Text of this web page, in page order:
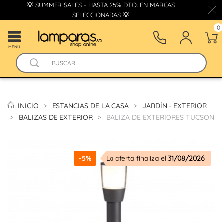
💡 SUMMER SALES - HASTA 25% DTO. EN MARCAS
SELECCIONADAS 💡
MENÚ
0
INICIO ESTANCIAS DE LA CASA
JARDÍN - EXTERIOR
BALIZAS DE EXTERIOR
BALIZA DE EXTERIORES TUCSON
-5% La oferta finaliza el 31/08/2026